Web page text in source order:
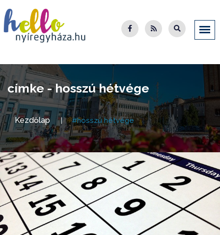
címke - hosszú hétvége
Kezdőlap #hosszú hétvége